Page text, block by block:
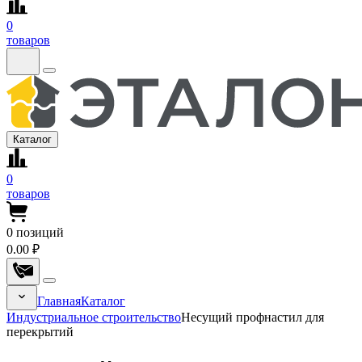
0
товаров
Каталог
0
товаров
0 позиций
0.00 ₽
ГлавнаяКаталог
Индустриальное строительствоНесущий профнастил для
перекрытий